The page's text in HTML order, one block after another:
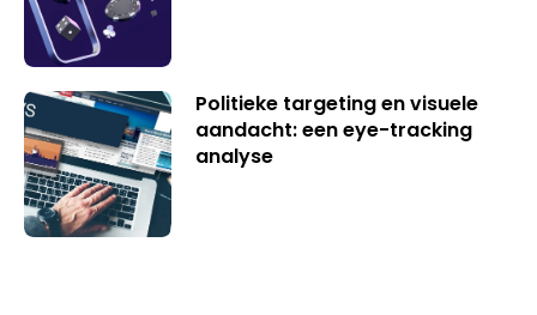
Politieke targeting en visuele
aandacht: een eye-tracking
analyse